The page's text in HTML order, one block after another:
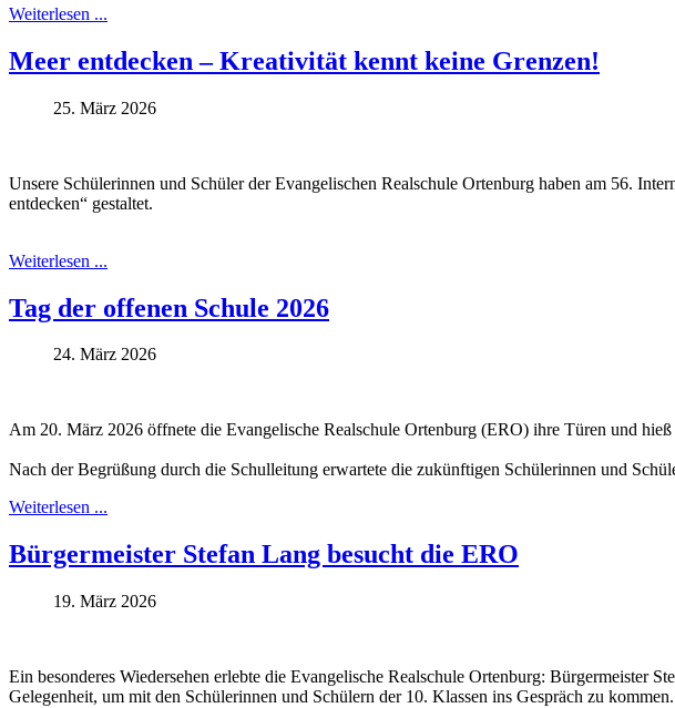
Weiterlesen ...
Meer entdecken – Kreativität kennt keine Grenzen!
25. März 2026
Unsere Schülerinnen und Schüler der Evangelischen Realschule Ortenburg haben am 56.
entdecken“ gestaltet.
Weiterlesen ...
Tag der offenen Schule 2026
24. März 2026
Am 20. März 2026 öffnete die Evangelische Realschule Ortenburg (ERO) ihre Türen und
Nach der Begrüßung durch die Schulleitung erwartete die zukünftigen Schülerinnen und
Weiterlesen ...
Bürgermeister Stefan Lang besucht die ERO
19. März 2026
Ein besonderes Wiedersehen erlebte die Evangelische Realschule Ortenburg: Bürgermeister
Gelegenheit, um mit den Schülerinnen und Schülern der 10. Klassen ins Gespräch zu kommen.